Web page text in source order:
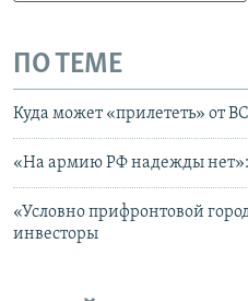
ПО ТЕМЕ
Куда может «прилететь» от
«На армию РФ надежды
«Условно прифронтовой
инвесторы